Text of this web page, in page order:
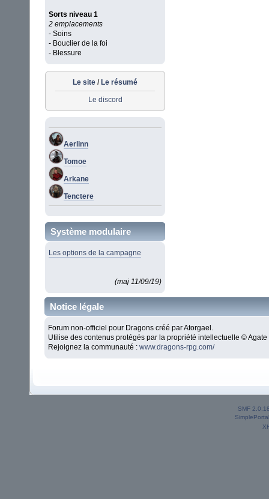
Sorts niveau 1
2 emplacements
- Soins
- Bouclier de la foi
- Blessure
Le site / Le résumé
Le discord
Aerlinn
Tomoe
Arkane
Tenctere
Système modulaire
Les options de la campagne
(maj 11/09/19)
Notice légale
Forum non-officiel pour Dragons créé par Atorgael.
Utilise des contenus protégés par la propriété intellectuelle ©
Rejoignez la communauté :www.dragons-rpg.com/
SMF